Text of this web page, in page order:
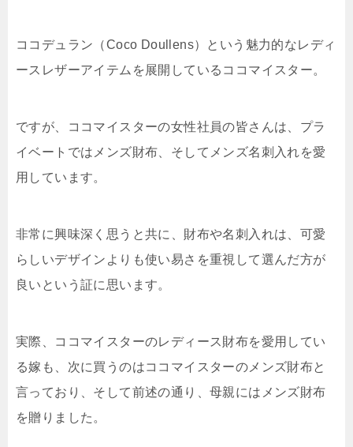
ココデュラン（Coco Doullens）という魅力的なレディ
ースレザーアイテムを展開しているココマイスター。
ですが、ココマイスターの女性社員の皆さんは、プラ
イベートではメンズ財布、そしてメンズ名刺入れを愛
用しています。
非常に興味深く思うと共に、財布や名刺入れは、可愛
らしいデザインよりも使い易さを重視して選んだ方が
良いという証に思います。
実際、ココマイスターのレディース財布を愛用してい
る嫁も、次に買うのはココマイスターのメンズ財布と
言っており、そして前述の通り、母親にはメンズ財布
を贈りました。